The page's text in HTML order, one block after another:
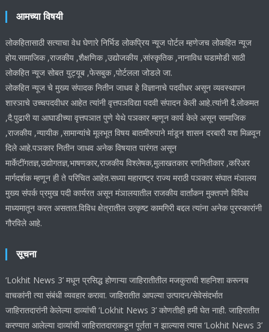
आमच्या विषयी
लोकहितासाठी सत्याचा वेध घेणारे निर्भिड लोकप्रिय न्यूज पोर्टल म्हणेजच लोकहित न्यूज
होय.सामाजिक ,राजकीय ,शैक्षणिक ,उद्योजकीय ,सांस्कृतिक ,नानाविध घडामोडी साठी
लोकहित न्यूज सोबत युट्यूब ,फेसबुक ,पोर्टलला जोडले जा.
लोकहित न्यूज चे मुख्य संपादक नितीन जाधव हे विज्ञानाचे पदवीधर असून व्यवस्थापन
शास्ञाचे उच्चपदवीधर आहेत त्यांनी वृत्तपञविद्या पदवी संपादन केली आहे.त्यांनी दै.लोकमत
,दै.पुढारी या आघाडीच्या वृत्तपञात पुणे येथे पञकार म्हणून कार्य केले असून सामाजिक
,राजकीय ,न्यायीक ,सामान्यांचे मूलभूत विषय बातमीरुपाने मांडून शासन दरबारी यश मिळवून
दिले आहे.पञकार नितीन जाधव अनेक विषयात पारंगत असून
मार्केटींगतज्ञ,उद्योगतज्ञ,भाषणकार,राजकीय विश्लेषक,मुलाखतकार रणनितीकार ,करिअर
मार्गदर्शक म्हणून ही ते परिचित आहेत.सध्या महाराष्ट्र राज्य मराठी पञकार संघात मंञालय
मुख्य संपर्क प्रमुख पदी कार्यरत असून मंञालयातील राजकीय वार्तांकन मुक्तपणे विविध
माध्यमातून करत असतात.विविध क्षेत्रातील उत्कृष्ट कामगिरी बद्दल त्यांना अनेक पुरस्कारांनी
गौरविले आहे.
सूचना
‘Lokhit News 3’ मधून प्रसिद्ध होणाऱ्या जाहिरातीतील मजकुराची शहनिशा करूनच
वाचकांनी त्या संबंधी व्यवहार करावा. जाहिरातीत आपल्या उत्पादन/सेवेसंदर्भात
जाहिरातदारांनी केलेल्या दाव्यांची ‘Lokhit News 3’ कोणतीही हमी घेत नाही. जाहिरातीत
करण्यात आलेल्या दाव्यांची जाहिरातदाराकडून पूर्तता न झाल्यास त्यास ‘Lokhit News 3’